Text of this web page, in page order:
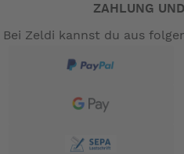
ZAHLUNG
Bei Zeldi kannst du aus